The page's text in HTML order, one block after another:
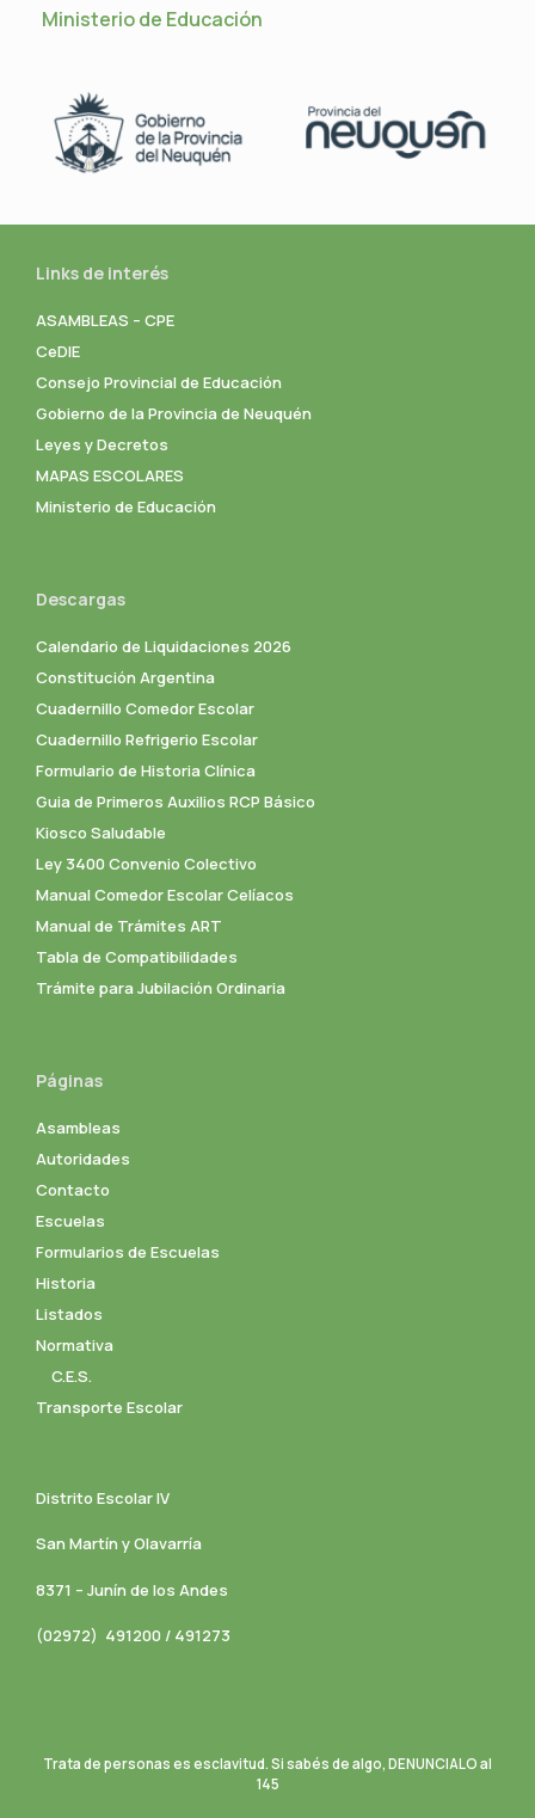
Ministerio de Educación
Links de interés
ASAMBLEAS – CPE
CeDIE
Consejo Provincial de Educación
Gobierno de la Provincia de Neuquén
Leyes y Decretos
MAPAS ESCOLARES
Ministerio de Educación
Descargas
Calendario de Liquidaciones 2026
Constitución Argentina
Cuadernillo Comedor Escolar
Cuadernillo Refrigerio Escolar
Formulario de Historia Clínica
Guia de Primeros Auxilios RCP Básico
Kiosco Saludable
Ley 3400 Convenio Colectivo
Manual Comedor Escolar Celíacos
Manual de Trámites ART
Tabla de Compatibilidades
Trámite para Jubilación Ordinaria
Páginas
Asambleas
Autoridades
Contacto
Escuelas
Formularios de Escuelas
Historia
Listados
Normativa
C.E.S.
Transporte Escolar
Distrito Escolar IV
San Martín y Olavarría
8371 – Junín de los Andes
(02972) 491200 / 491273
Trata de personas es esclavitud. Si sabés de algo, DENUNCIALO al
145